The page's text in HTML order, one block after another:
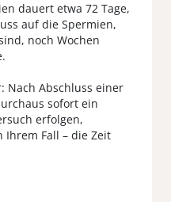
dauert etwa 72 Tage,
auf die Spermien,
noch Wochen
Nach Abschluss einer
sofort ein
erfolgen,
Ihrem Fall – die Zeit